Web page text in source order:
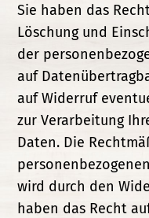
Sie haben das
Löschung und
der
auf
auf Widerruf
zur Verarbeitung
Daten. Die
wird durch den
haben das Recht